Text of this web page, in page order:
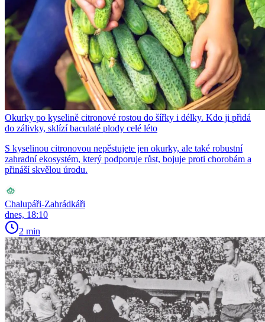
Okurky po kyselině citronové rostou do šířky i délky. Kdo ji přidá
do zálivky, sklízí baculaté plody celé léto
S kyselinou citronovou nepěstujete jen okurky, ale také robustní
zahradní ekosystém, který podporuje růst, bojuje proti chorobám a
přináší skvělou úrodu.
Chalupáři-Zahrádkáři
dnes, 18:10
2 min